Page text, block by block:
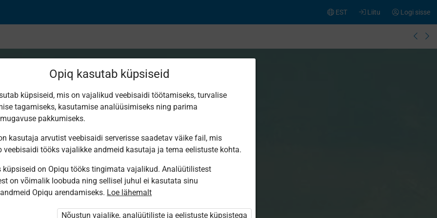
Logi sisse
Liitu
EST
ole Opiqusse sisse logitud.
paketi
Opiq kasutab küpsiseid
küpsiseid, mis on vajalikud veebisaidi töötamiseks, turvalise
tagamiseks, kasutamise analüüsimiseks ning parima
pakkumiseks.
kasutaja arvutist veebisaidi serverisse saadetav väike fail, mis
veebisaidi tööks vajalikke andmeid kasutaja ja tema eelistuste kohta.
küpsiseid on Opiqu tööks tingimata vajalikud. Analüütilistest
on võimalik loobuda ning sellisel juhul ei kasutata sinu
Opiqu arendamiseks. Loe lähemalt
Nõustun vajalike, analüütiliste ja eelistuste küpsistega